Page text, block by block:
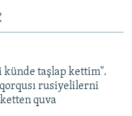
künde taşlap kettim".
rusiyelilerni
quva